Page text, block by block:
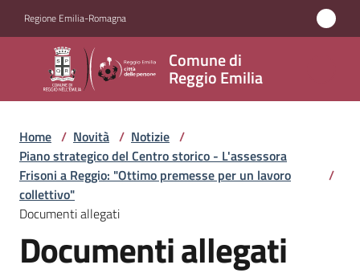
Regione Emilia-Romagna
Comune di
Reggio Emilia
Comune
di
Reggio
Emilia
Amministrazione
Servizi
Home / Novità / Notizie /
Piano strategico del Centro storico - L'assessora
Frisoni a Reggio: "Ottimo premesse per un lavoro
collettivo"
/
Documenti allegati
Documenti allegati